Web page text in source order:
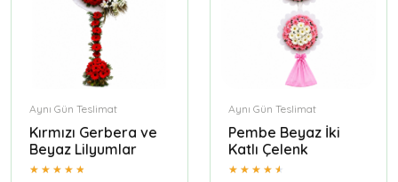
Aynı Gün Teslimat
Kırmızı Gerbera ve
Beyaz Lilyumlar
Aynı Gün Teslimat
Pembe Beyaz İki
Katlı Çelenk